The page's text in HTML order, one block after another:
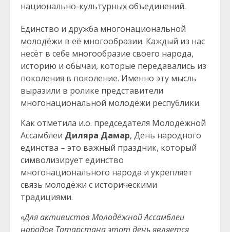
национально-культурных объединений.
Единство и дружба многонациональной
молодёжи в её многообразии. Каждый из нас
несёт в себе многообразие своего народа,
историю и обычаи, которые передавались из
поколения в поколение. Именно эту мысль
выразили в ролике представители
многонациональной молодёжи республики.
Как отметила и.о. председателя Молодёжной
Ассамблеи Диляра Дамар, День народного
единства – это важный праздник, который
символизирует единство
многонационального народа и укрепляет
связь молодёжи с историческими
традициями.
«Для активистов Молодёжной Ассамблеи
народов Татарстана этот день является